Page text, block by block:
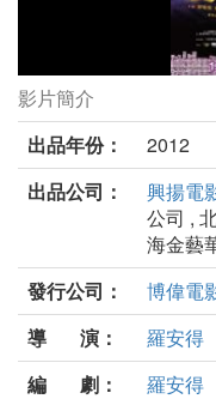
寶島大爆走劇照
影片簡介
出品年份：
2012
出品公司：
興揚電
公司 ,
海金藝
發行公司：
博偉電
導 演：
羅安得
編 劇：
羅安得